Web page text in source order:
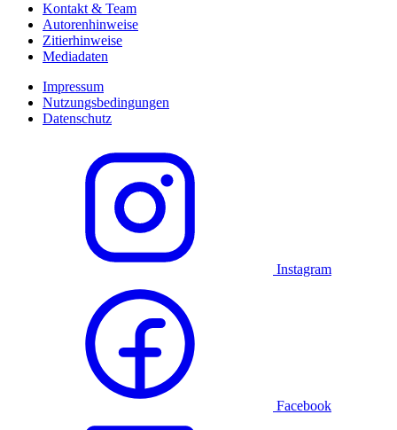
Kontakt & Team
Autorenhinweise
Zitierhinweise
Mediadaten
Impressum
Nutzungsbedingungen
Datenschutz
Instagram
Facebook